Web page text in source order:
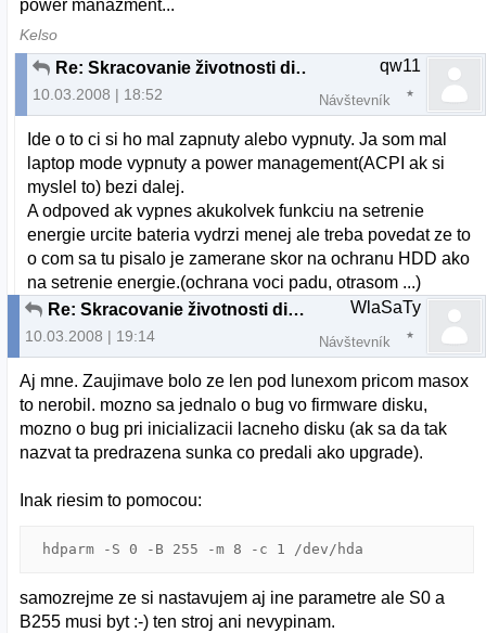
power manazment...
Kelso
Re: Skracovanie životnosti diskov v Ubuntu
10.03.2008 | 18:52
qw11
Návštevník
Ide o to ci si ho mal zapnuty alebo vypnuty. Ja som mal
laptop mode vypnuty a power management(ACPI ak si
myslel to) bezi dalej.
A odpoved ak vypnes akukolvek funkciu na setrenie
energie urcite bateria vydrzi menej ale treba povedat ze to
o com sa tu pisalo je zamerane skor na ochranu HDD ako
na setrenie energie.(ochrana voci padu, otrasom ...)
Re: Skracovanie životnosti diskov v Ubuntu
10.03.2008 | 19:14
WlaSaTy
Návštevník
Aj mne. Zaujimave bolo ze len pod lunexom pricom masox
to nerobil. mozno sa jednalo o bug vo firmware disku,
mozno o bug pri inicializacii lacneho disku (ak sa da tak
nazvat ta predrazena sunka co predali ako upgrade).
Inak riesim to pomocou:
samozrejme ze si nastavujem aj ine parametre ale S0 a
B255 musi byt :-) ten stroj ani nevypinam.